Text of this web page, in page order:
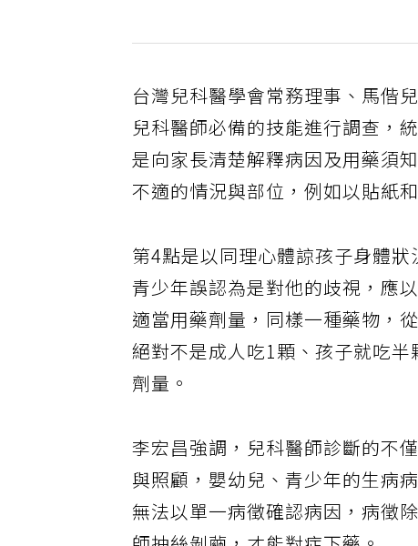
台灣兒科醫學會常務理事、馬偕
兒科醫師必備的技能進行調查，
是向家長清楚解釋病因及用藥須
不適的情況與部位，例如以貼紙
第4點是以同理心體諒孩子身體
青少年誤認為是對他的歧視，應
適當用藥劑量，同樣一種藥物，
絕對不是成人吃1顆、孩子就吃
劑量。
李宏昌強調，兒科醫師診斷的不
與照顧，嬰幼兒、青少年的生病
無法以單一病徵確認病因，病徵